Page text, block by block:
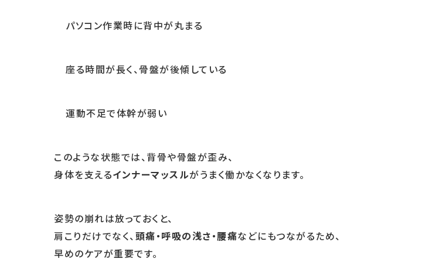
パソコン作業時に背中が丸まる
座る時間が長く、骨盤が後傾している
運動不足で体幹が弱い
このような状態では、背骨や骨盤が歪み、
身体を支えるインナーマッスルがうまく働かなくなります。
姿勢の崩れは放っておくと、
肩こりだけでなく、頭痛・呼吸の浅さ・腰痛などにもつながるため、
早めのケアが重要です。